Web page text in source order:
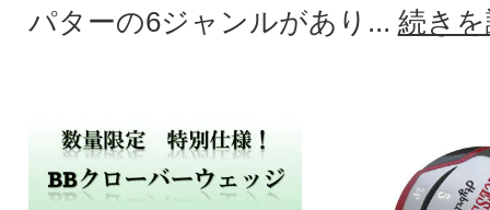
パターの6ジャンルがあり... 続き